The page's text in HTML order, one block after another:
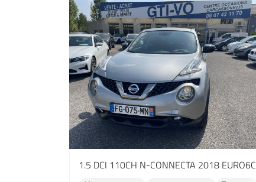
1.5 DCI 110CH N-CONNECTA 2018 EURO6C